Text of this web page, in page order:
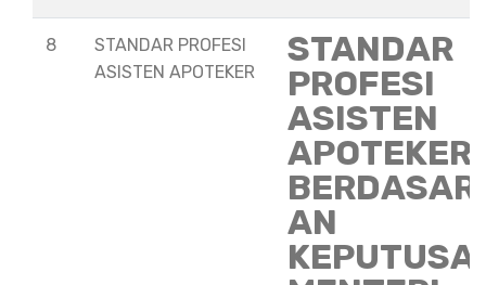
8
STANDAR PROFESI
ASISTEN APOTEKER
STANDAR
PROFESI
ASISTEN
APOTEKER
AN